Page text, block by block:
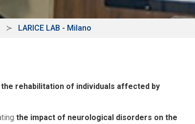
LARICE LAB - Milano
rehabilitation of individuals affected by
the impact of neurological disorders on the